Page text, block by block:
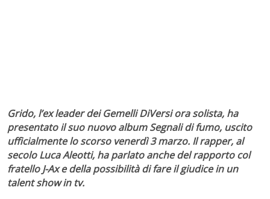
Grido, l’ex leader dei Gemelli DiVersi ora solista, ha
presentato il suo nuovo album Segnali di fumo, uscito
ufficialmente lo scorso venerdì 3 marzo. Il rapper, al
secolo Luca Aleotti, ha parlato anche del rapporto col
fratello J-Ax e della possibilità di fare il giudice in un
talent show in tv.